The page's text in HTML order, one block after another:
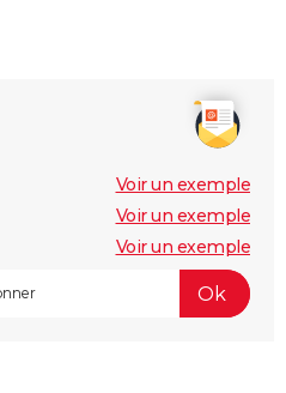
Voir un exemple
Voir un exemple
Voir un exemple